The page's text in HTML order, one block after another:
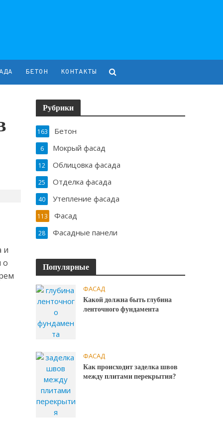
БЕТОН КОНТАКТЫ
и
о
Рубрики
Бетон
163
Мокрый фасад
6
Облицовка фасада
12
Отделка фасада
25
Утепление фасада
40
Фасад
113
Фасадные панели
28
Популярные
ФАСАД
Какой должна быть глубина
ленточного фундамента
ФАСАД
Как происходит заделка швов
между плитами перекрытия?